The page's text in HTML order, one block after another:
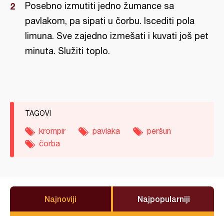
Posebno izmutiti jedno žumance sa
pavlakom, pa sipati u čorbu. Iscediti pola
limuna. Sve zajedno izmešati i kuvati još pet
minuta. Služiti toplo.
TAGOVI
krompir pavlaka
peršun
čorba
Najnoviji Najpopularniji